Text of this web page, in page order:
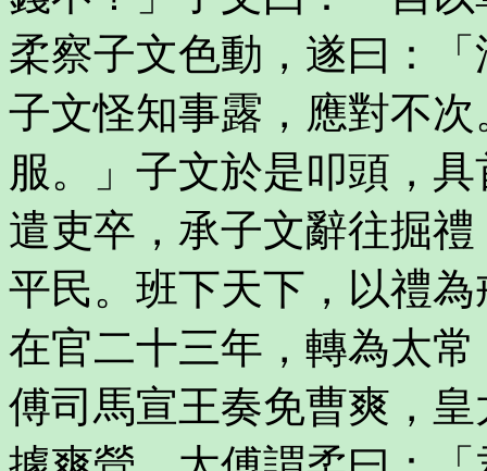
柔察子文色動，遂曰：
子文怪知事露，應對不
服。」子文於是叩頭，
遣吏卒，承子文辭往掘
平民。班下天下，以禮為
在官二十三年，轉為太
傅司馬宣王奏免曹爽，